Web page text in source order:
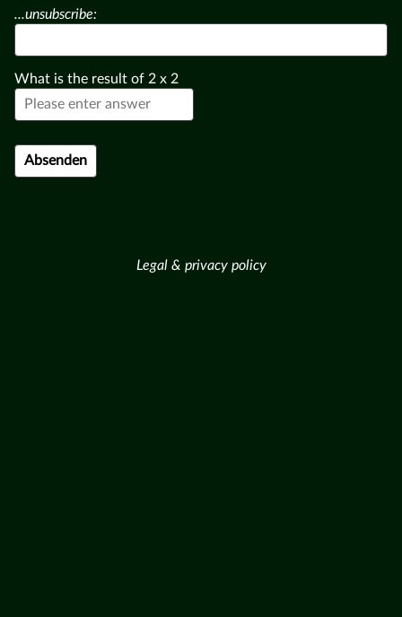
...unsubscribe:
What is the result of 2 x 2
Legal & privacy policy